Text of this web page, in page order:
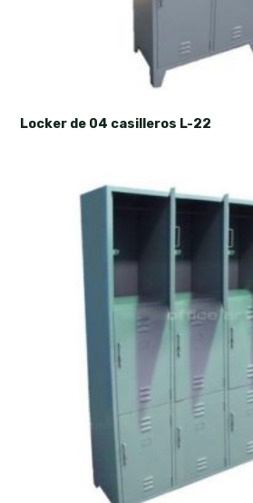
Locker de 04 casilleros L-22